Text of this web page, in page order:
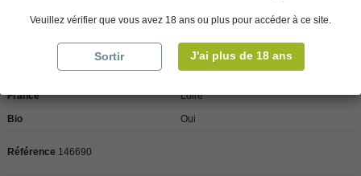
Détails du produit
France
France Loire
Bio Oui
Référence 146690
Veuillez vérifier que vous avez 18 ans ou plus pour accéder à ce site.
Sortir J'ai plus de 18 ans